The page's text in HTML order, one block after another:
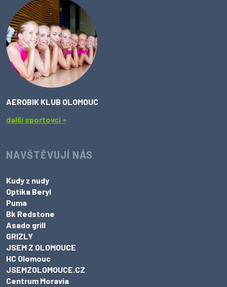
AEROBIK KLUB OLOMOUC
další sportovci »
NAVŠTĚVUJÍ NÁS
Kudy z nudy
Optika Beryl
Puma
Bk Redstone
Asado grill
GRIZLY
JSEM Z OLOMOUCE
HC Olomouc
JSEMZOLOMOUCE.CZ
Centrum Moravia